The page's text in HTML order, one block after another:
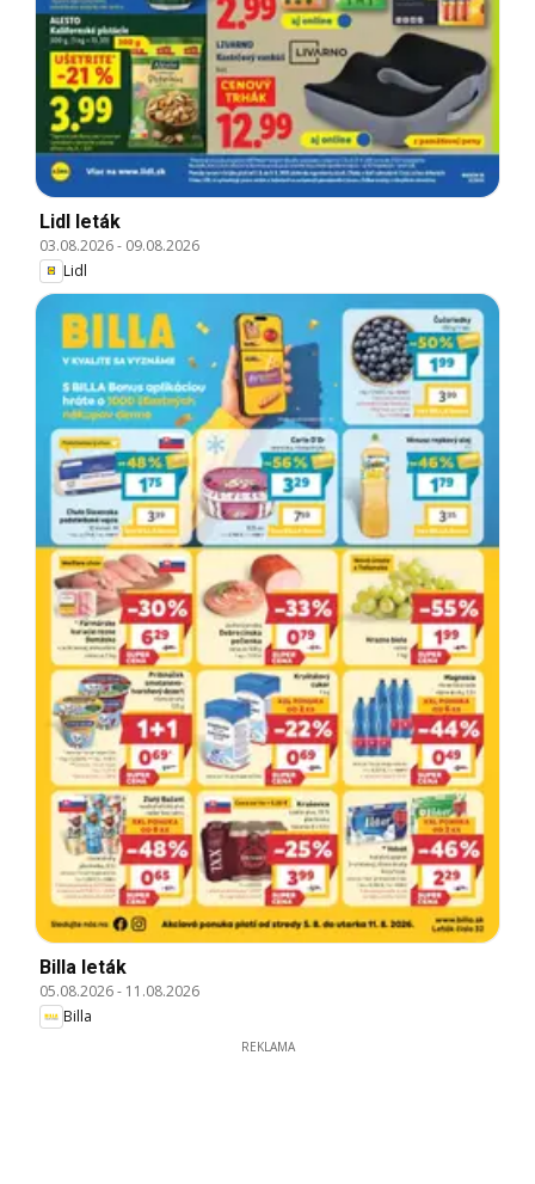
Lidl leták
03.08.2026- 09.08.2026
Lidl
Billa leták
05.08.2026- 11.08.2026
Billa
REKLAMA